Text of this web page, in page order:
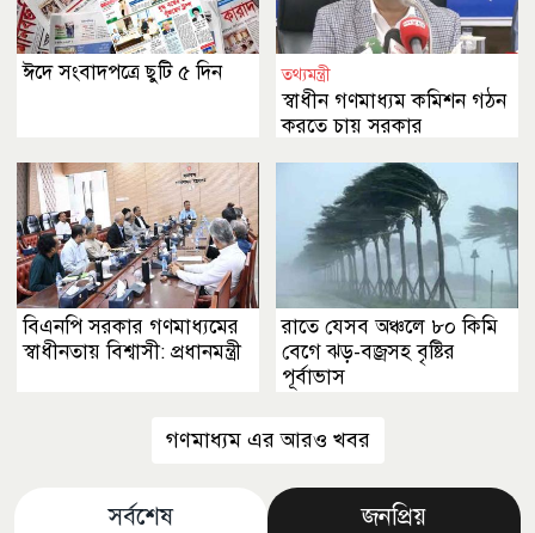
ঈদে সংবাদপত্রে ছুটি ৫ দিন তথ্যমন্ত্রী
স্বাধীন গণমাধ্যম কমিশন গঠন
করতে চায় সরকার
বিএনপি সরকার গণমাধ্যমের
স্বাধীনতায় বিশ্বাসী: প্রধানমন্ত্রী
রাতে যেসব অঞ্চলে ৮০ কিমি
বেগে ঝড়-বজ্রসহ বৃষ্টির
পূর্বাভাস
গণমাধ্যম এর আরও খবর
সর্বশেষ জনপ্রিয়